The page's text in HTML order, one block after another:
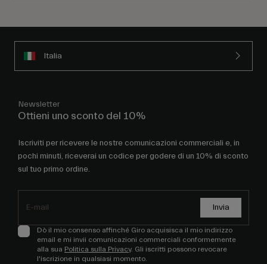
Italia
Newsletter
Ottieni uno sconto del 10%
Iscriviti per ricevere le nostre comunicazioni commerciali e, in
pochi minuti, riceverai un codice per godere di un 10% di sconto
sul tuo primo ordine.
Invia
Dò il mio consenso affinché Giro acquisisca il mio indirizzo
email e mi invii comunicazioni commerciali conformemente
alla sua Politica sulla Privacy. Gli iscritti possono revocare
l'iscrizione in qualsiasi momento.